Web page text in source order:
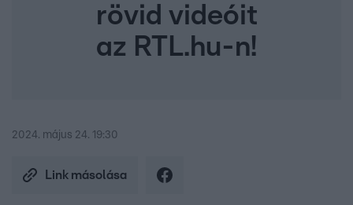
rövid videóit
az RTL.hu-n!
2024. május 24. 19:30
Link másolása